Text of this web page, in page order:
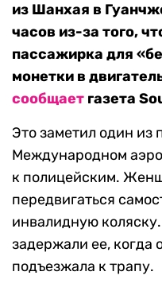
из Шанхая в
часов из-за того,
пассажирка для
монетки в
сообщает газета
Это заметил один из
Международном
к полицейским.
передвигаться
инвалидную
задержали ее, когда
подъезжала к трапу.